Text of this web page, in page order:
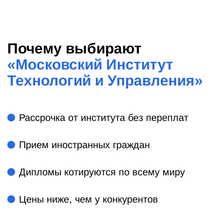
Почему выбирают
«Московский Институт
Технологий и Управления»
Рассрочка от института без переплат
Прием иностранных граждан
Дипломы котируются по всему миру
Цены ниже, чем у конкурентов